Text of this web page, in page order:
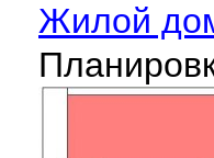
Жилой